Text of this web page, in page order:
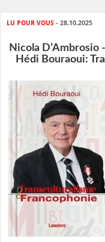
LU POUR VOUS - 28.10.2025
Nicola
Hédi Bouraoui: